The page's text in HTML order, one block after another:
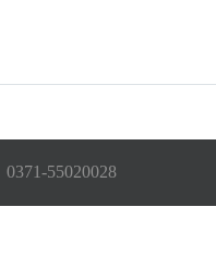
0371-55020028